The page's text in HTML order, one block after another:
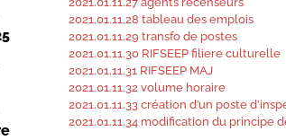
2021.01.11.28 tableau des emplois
2021.01.11.29 transfo de postes
2021.01.11.30 RIFSEEP filiere culturelle
2021.01.11.31 RIFSEEP MAJ
2021.01.11.32 volume horaire
2021.01.11.33 création d’un poste
2021.01.11.34 modification du principe